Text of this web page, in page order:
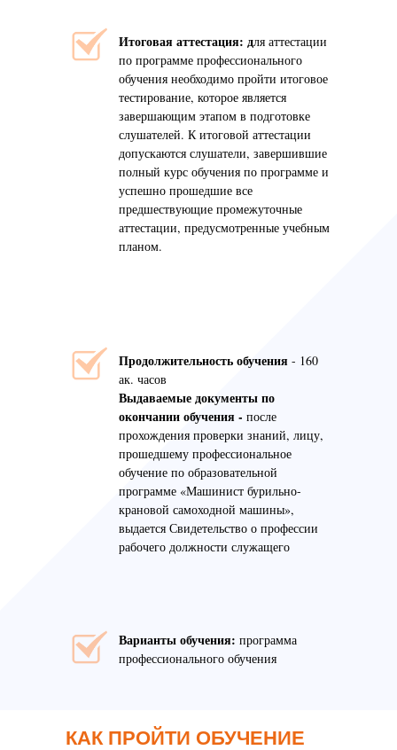
Варианты обучения: программа
профессионального обучения
Итоговая аттестация: для аттестации
по программе профессионального
обучения необходимо пройти итоговое
тестирование, которое является
завершающим этапом в подготовке
слушателей. К итоговой аттестации
допускаются слушатели, завершившие
полный курс обучения по программе и
успешно прошедшие все
предшествующие промежуточные
аттестации, предусмотренные учебным
планом.
Продолжительность обучения - 160
ак. часов
Выдаваемые документы по
окончании обучения - после
прохождения проверки знаний, лицу,
прошедшему профессиональное
обучение по образовательной
программе «Машинист бурильно-
крановой самоходной машины»,
выдается Свидетельство о профессии
рабочего должности служащего
КАК ПРОЙТИ ОБУЧЕНИЕ